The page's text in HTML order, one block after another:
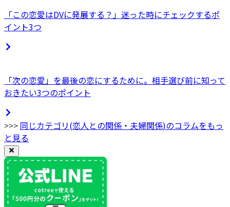
「この恋愛はDVに発展する？」迷った時にチェックするポ
イント3つ
「次の恋愛」を最後の恋にするために。相手選び前に知って
おきたい3つのポイント
>>> 同じカテゴリ(恋人との関係・夫婦関係)のコラムをもっ
と見る